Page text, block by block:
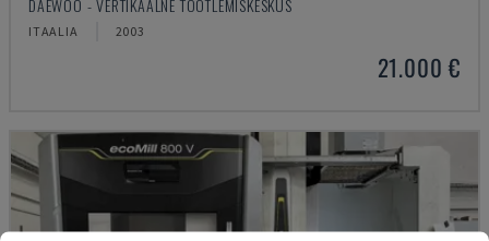
DAEWOO - VERTIKAALNE TÖÖTLEMISKESKUS
ITAALIA 2003
21.000 €